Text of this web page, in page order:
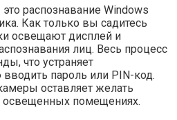
распознавание Windows
Как только вы садитесь
освещают дисплей и
лиц. Весь процесс
что устраняет
пароль или PIN-код.
оставляет желать
помещениях.